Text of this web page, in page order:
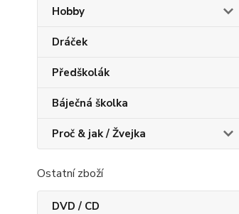
Hobby
Dráček
Předškolák
Báječná školka
Proč & jak / Žvejka
Ostatní zboží
DVD / CD